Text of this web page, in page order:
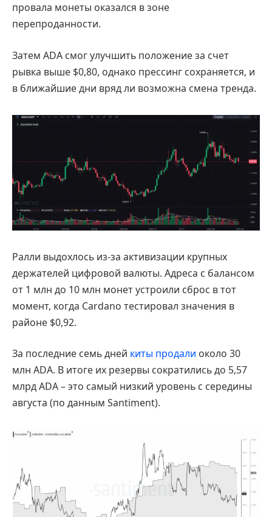
провала монеты оказался в зоне
перепроданности.
Затем ADA смог улучшить положение за счет
рывка выше $0,80, однако прессинг сохраняется, и
в ближайшие дни вряд ли возможна смена тренда.
Ралли выдохлось из-за активизации крупных
держателей цифровой валюты. Адреса с балансом
от 1 млн до 10 млн монет устроили сброс в тот
момент, когда Cardano тестировал значения в
районе $0,92.
За последние семь дней киты продали около 30
млн ADA. В итоге их резервы сократились до 5,57
млрд ADA – это самый низкий уровень с середины
августа (по данным Santiment).